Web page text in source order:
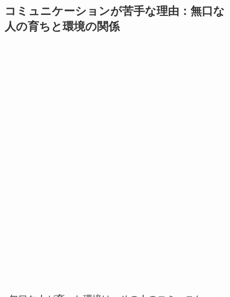
コミュニケーションが苦手な理由：無口な
人の育ちと環境の関係